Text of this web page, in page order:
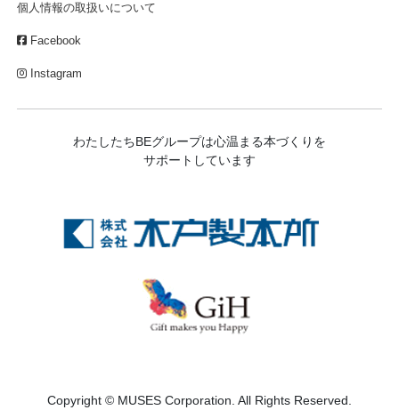
個人情報の取扱いについて
Facebook
Instagram
わたしたちBEグループは心温まる本づくりを
サポートしています
Copyright © MUSES Corporation. All Rights Reserved.